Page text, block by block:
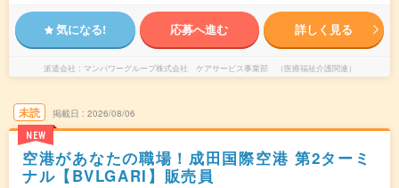
気になる! 応募へ進む 詳しく見る
派遣会社 マンパワーグループ株式会社 ケアサービス事業部 （医療福祉介護関連）
未読
NEW
掲載日 2026/08/06
空港があなたの職場！成田国際空港 第2ターミ
ナル【BVLGARI】販売員